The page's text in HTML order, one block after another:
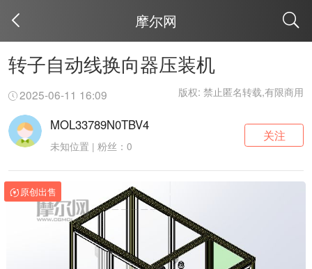
摩尔网
转子自动线换向器压装机
2025-06-11 16:09 版权: 禁止匿名转载,有限商用
MOL33789N0TBV4
未知位置 | 粉丝：0
关注
原创出售
取消